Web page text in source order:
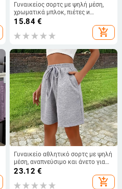
Γυναικείος σορτς με ψηλή μέση,
χρωματικά μπλοκ, πιέτες и
κορδονάκι ρύθμισης, casual
15.84€
add_shopping_cart
Γυναικείο αθλητικό σορτς με ψηλή
μέση, αναπνεύσιμο και άνετο για
τρέξιμο και γυμναστήριο, casual
23.12 €
add_shopping_cart